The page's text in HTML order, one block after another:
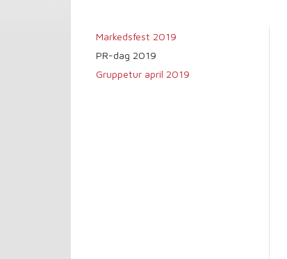
Markedsfest 2019
PR-dag 2019
Gruppetur april 2019